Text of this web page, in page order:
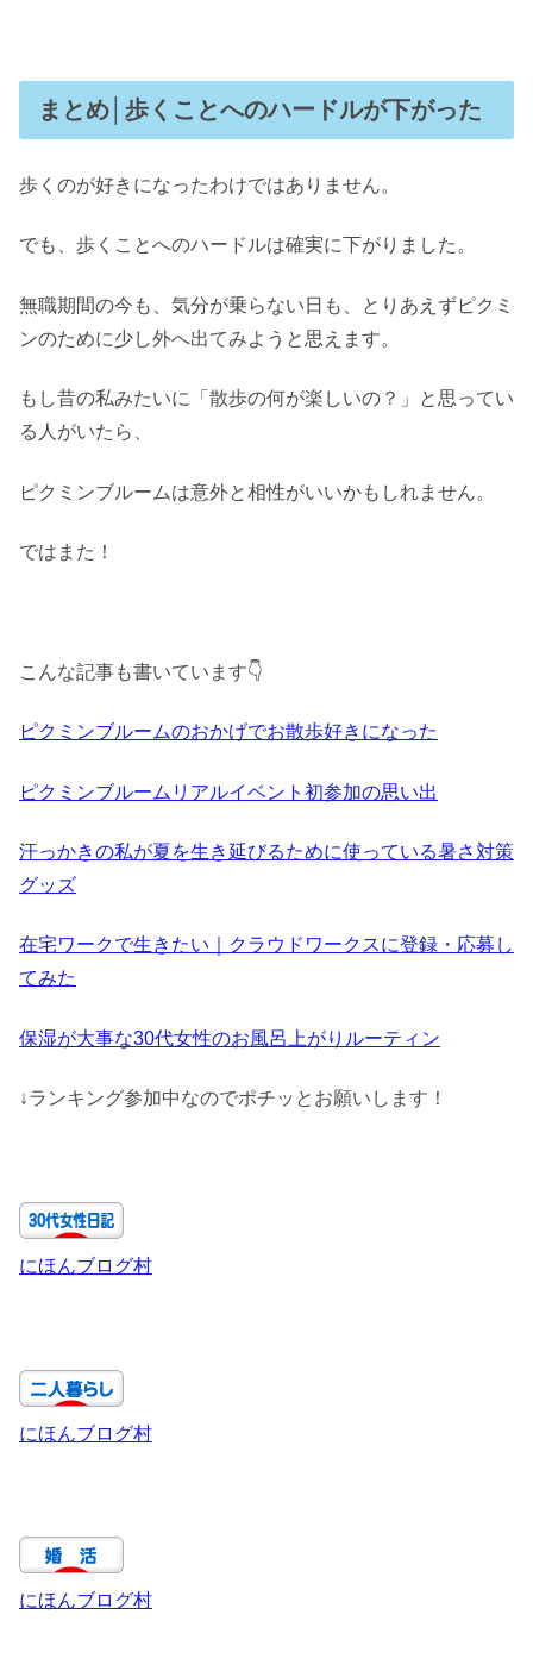
まとめ│歩くことへのハードルが下がった
歩くのが好きになったわけではありません。
でも、歩くことへのハードルは確実に下がりました。
無職期間の今も、気分が乗らない日も、とりあえずピクミ
ンのために少し外へ出てみようと思えます。
もし昔の私みたいに「散歩の何が楽しいの？」と思ってい
る人がいたら、
ピクミンブルームは意外と相性がいいかもしれません。
ではまた！
こんな記事も書いています👇
ピクミンブルームのおかげでお散歩好きになった
ピクミンブルームリアルイベント初参加の思い出
汗っかきの私が夏を生き延びるために使っている暑さ対策
グッズ
在宅ワークで生きたい｜クラウドワークスに登録・応募し
てみた
保湿が大事な30代女性のお風呂上がりルーティン
↓ランキング参加中なのでポチッとお願いします！
にほんブログ村
にほんブログ村
にほんブログ村